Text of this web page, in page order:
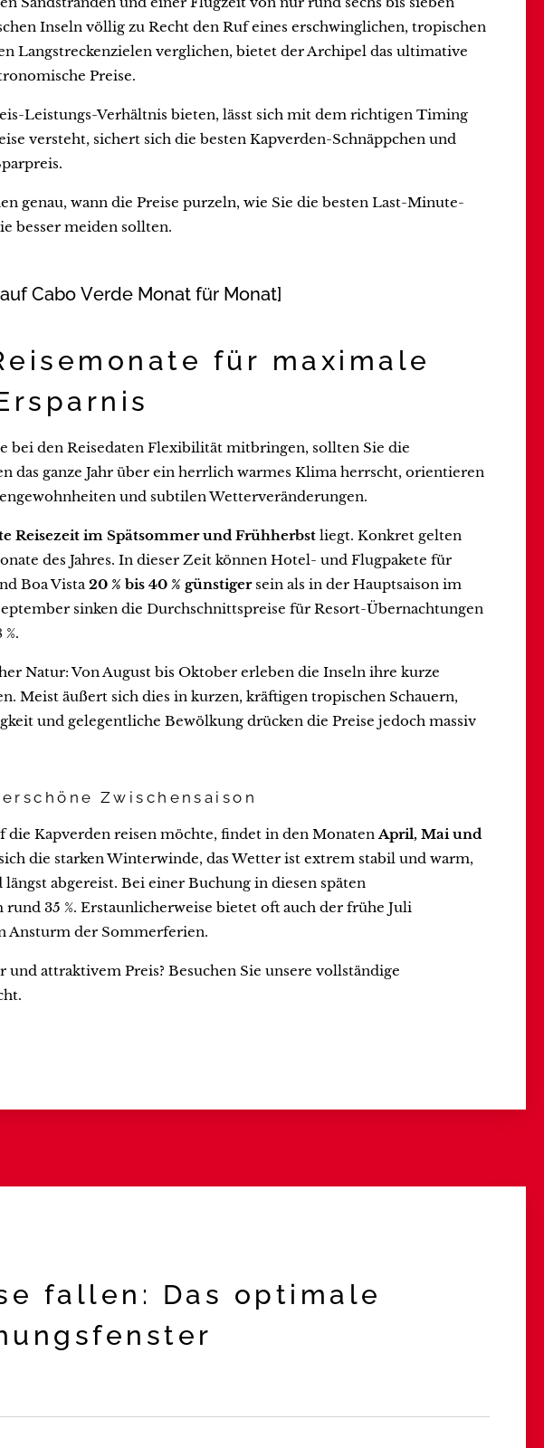
Inseln völlig zu Recht den Ruf eines erschwinglichen, tropischen
Langstreckenzielen verglichen, bietet der Archipel das ultimative
Preise.
Leistungs-Verhältnis bieten, lässt sich mit dem richtigen Timing
versteht, sichert sich die besten Kapverden-Schnäppchen und
genau, wann die Preise purzeln, wie Sie die besten Last-Minute-
besser meiden sollten.
Cabo Verde Monat für Monat]
für maximale
bei den Reisedaten Flexibilität mitbringen, sollten Sie die
das ganze Jahr über ein herrlich warmes Klima herrscht, orientieren
und subtilen Wetterveränderungen.
Reisezeit im Spätsommer und Frühherbst liegt. Konkret gelten
des Jahres. In dieser Zeit können Hotel- und Flugpakete für
Boa Vista20 % bis 40 % günstigersein als in der Hauptsaison im
sinken die Durchschnittspreise für Resort-Übernachtungen
Natur: Von August bis Oktober erleben die Inseln ihre kurze
Meist äußert sich dies in kurzen, kräftigen tropischen Schauern,
und gelegentliche Bewölkung drücken die Preise jedoch massiv
Zwischensaison
die Kapverden reisen möchte, findet in den MonatenApril, Mai und
die starken Winterwinde, das Wetter ist extrem stabil und warm,
abgereist. Bei einer Buchung in diesen späten
35 %. Erstaunlicherweise bietet oft auch der frühe Juli
Ansturm der Sommerferien.
attraktivem Preis? Besuchen Sie unsere vollständige
fallen: Das optimale